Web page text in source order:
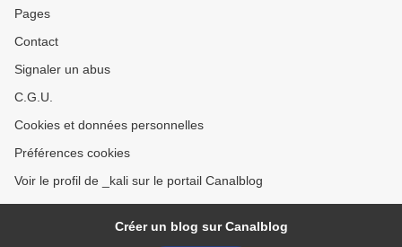
Pages
Contact
Signaler un abus
C.G.U.
Cookies et données personnelles
Préférences cookies
Voir le profil de _kali sur le portail Canalblog
Créer un blog sur Canalblog